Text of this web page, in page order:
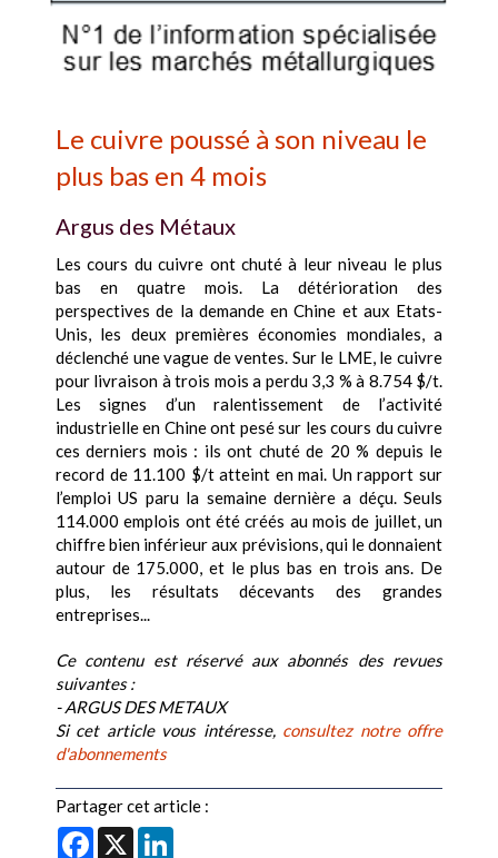
Le cuivre poussé à son niveau le
plus bas en 4 mois
Argus des Métaux
Les cours du cuivre ont chuté à leur niveau le plus
bas en quatre mois. La détérioration des
perspectives de la demande en Chine et aux Etats-
Unis, les deux premières économies mondiales, a
déclenché une vague de ventes. Sur le LME, le cuivre
pour livraison à trois mois a perdu 3,3 % à 8.754 $/t.
Les signes d’un ralentissement de l’activité
industrielle en Chine ont pesé sur les cours du cuivre
ces derniers mois : ils ont chuté de 20 % depuis le
record de 11.100 $/t atteint en mai. Un rapport sur
l’emploi US paru la semaine dernière a déçu. Seuls
114.000 emplois ont été créés au mois de juillet, un
chiffre bien inférieur aux prévisions, qui le donnaient
autour de 175.000, et le plus bas en trois ans. De
plus, les résultats décevants des grandes
entreprises...
Ce contenu est réservé aux abonnés des revues
suivantes :
- ARGUS DES METAUX
Si cet article vous intéresse, consultez notre offre
d'abonnements
Partager cet article :
Facebook
X